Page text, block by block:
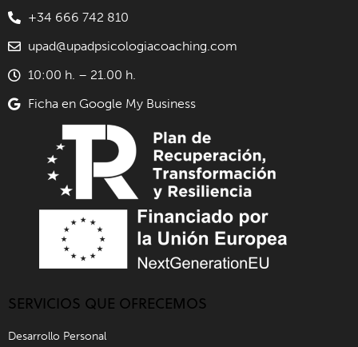
+34 666 742 810
upad@upadpsicologiacoaching.com
10:00 h. – 21.00 h.
Ficha en Google My Business
SERVICIOS QUE OFRECEMOS
Desarrollo Personal